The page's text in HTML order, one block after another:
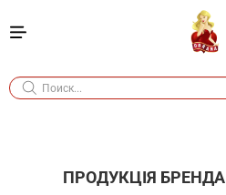
ПРОДУКЦІЯ БРЕНДА